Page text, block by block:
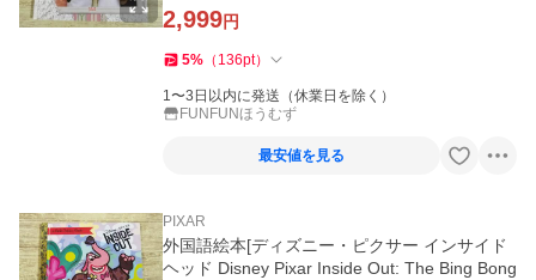
2,999円
5% （ 136pt）
1〜3日以内に発送（休業日を除く）
FUNFUNほうむず
最安値を見る
PIXAR
外国語絵本[ディズニー・ピクサー インサイド
ヘッド Disney Pixar Inside Out: The Bing Bong